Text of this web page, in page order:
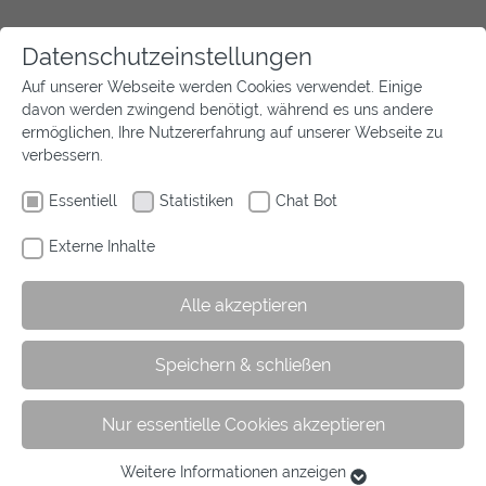
Datenschutzeinstellungen
Auf unserer Webseite werden Cookies verwendet. Einige
davon werden zwingend benötigt, während es uns andere
ermöglichen, Ihre Nutzererfahrung auf unserer Webseite zu
verbessern.
Essentiell Statistiken Chat Bot
Externe Inhalte
Alle akzeptieren
Speichern & schließen
Nur essentielle Cookies akzeptieren
Weitere Informationen anzeigen